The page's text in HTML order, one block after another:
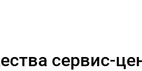
сервис-